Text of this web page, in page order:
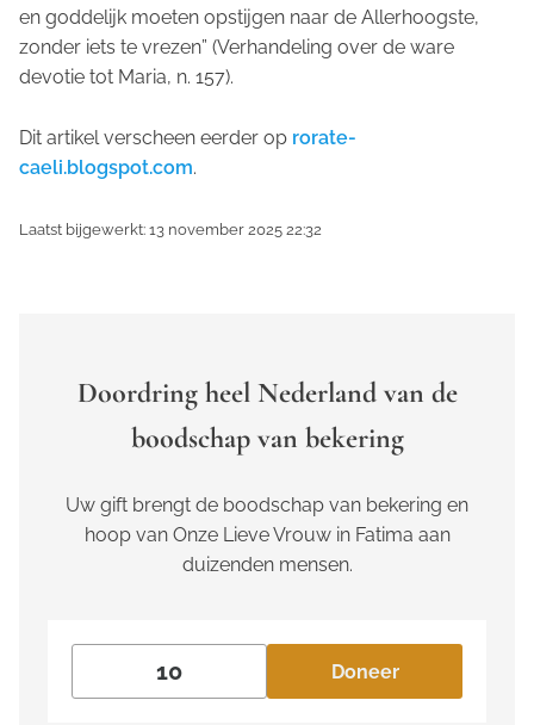
en goddelijk moeten opstijgen naar de Allerhoogste,
zonder iets te vrezen” (Verhandeling over de ware
devotie tot Maria, n. 157).
Dit artikel verscheen eerder op rorate-
caeli.blogspot.com.
Laatst bijgewerkt: 13 november 2025 22:32
Doordring heel Nederland van de
boodschap van bekering
Uw gift brengt de boodschap van bekering en
hoop van Onze Lieve Vrouw in Fatima aan
duizenden mensen.
Doneer